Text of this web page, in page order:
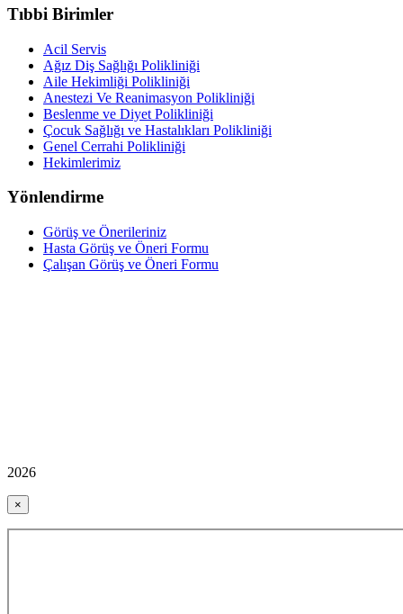
Tıbbi Birimler
Acil Servis
Ağız Diş Sağlığı Polikliniği
Aile Hekimliği Polikliniği
Anestezi Ve Reanimasyon Polikliniği
Beslenme ve Diyet Polikliniği
Çocuk Sağlığı ve Hastalıkları Polikliniği
Genel Cerrahi Polikliniği
Hekimlerimiz
Yönlendirme
Görüş ve Önerileriniz
Hasta Görüş ve Öneri Formu
Çalışan Görüş ve Öneri Formu
2026
×